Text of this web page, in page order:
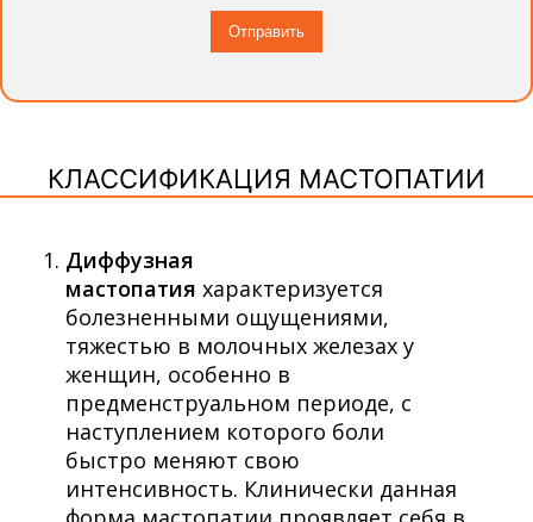
КЛАССИФИКАЦИЯ МАСТОПАТИИ
Диффузная
мастопатия характеризуется
болезненными ощущениями,
тяжестью в молочных железах у
женщин, особенно в
предменструальном периоде, с
наступлением которого боли
быстро меняют свою
интенсивность. Клинически данная